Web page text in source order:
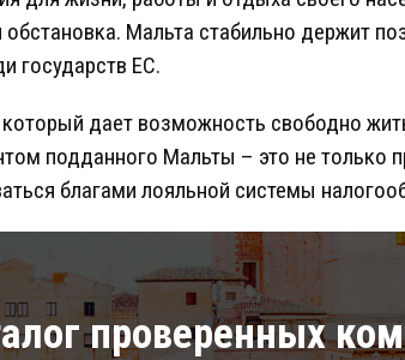
Мальта стабильно держит
государств ЕС.
дает возможность свободно
подданного Мальты – это не только
благами лояльной системы
проверенных